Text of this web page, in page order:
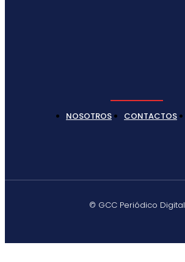
NOSOTROS CONTACTOS
© GCC Periódico Digital